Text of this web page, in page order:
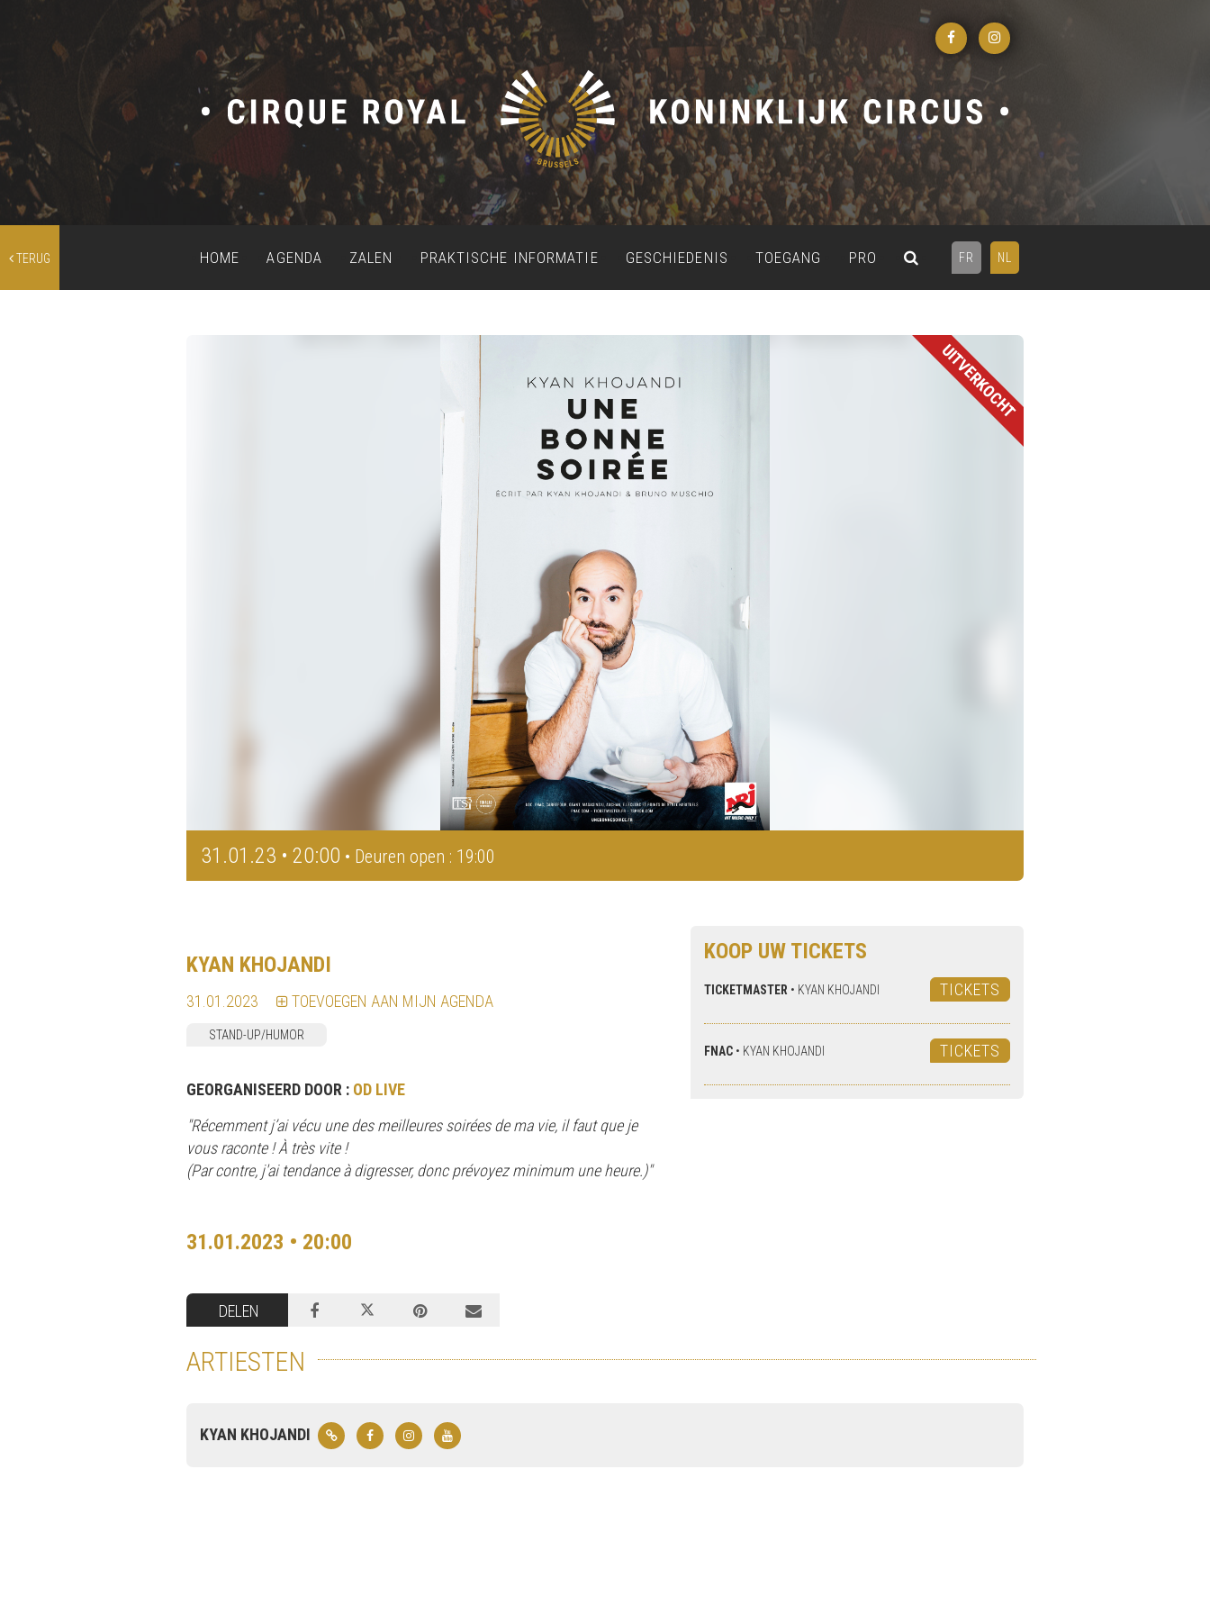
TERUG FR NL
HOME AGENDA ZALEN PRAKTISCHE INFORMATIE GESCHIEDENIS TOEGANG PRO
UITVERKOCHT
31.01.23 • 20:00 • Deuren open : 19:00
KOOP UW TICKETS
TICKETMASTER • KYAN KHOJANDI TICKETS
FNAC • KYAN KHOJANDI TICKETS
KYAN KHOJANDI
31.01.2023 TOEVOEGEN AAN MIJN AGENDA
STAND-UP/HUMOR
GEORGANISEERD DOOR : OD LIVE
"Récemment j’ai vécu une des meilleures soirées de ma vie, il faut que je
vous raconte ! À très vite !
(Par contre, j'ai tendance à digresser, donc prévoyez minimum une heure.)"
31.01.2023 • 20:00
DELEN
ARTIESTEN
KYAN KHOJANDI